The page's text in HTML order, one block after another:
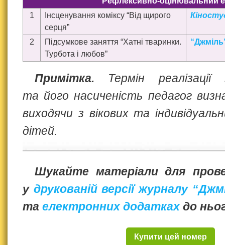
1
Інсценування коміксу “Від щирого
серця”
2
Підсумкове заняття “Хатні тваринки.
Турбота і любов”
Примітка.
Термін
та його насиченість педагог
виходячи з вікових та
дітей.
Шукайте матеріали для
у друкованій версії журналу
та електронних додаткахдо
Купити цей номер